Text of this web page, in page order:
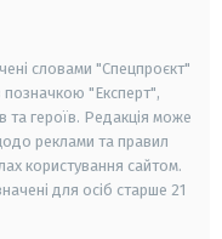
словами "Спецпроєкт"
позначкою "Експерт",
та героїв. Редакція може
реклами та правил
користування сайтом.
для осіб старше 21